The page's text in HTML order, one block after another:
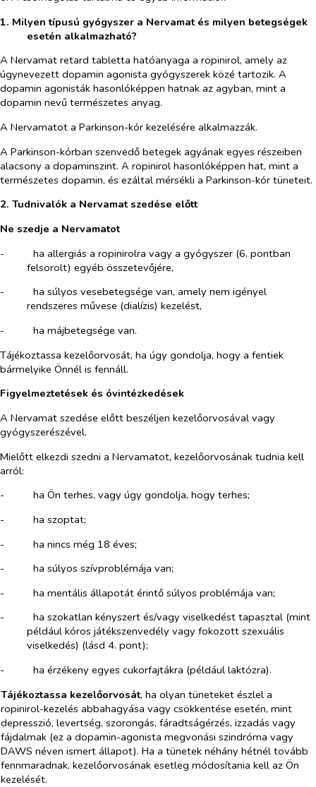
1. Milyen típusú gyógyszer a Nervamat és milyen betegségek
esetén alkalmazható?
A Nervamat retard tabletta hatóanyaga a ropinirol, amely az
úgynevezett dopamin agonista gyógyszerek közé tartozik. A
dopamin agonisták hasonlóképpen hatnak az agyban, mint a
dopamin nevű természetes anyag.
A Nervamatot a Parkinson-kór kezelésére alkalmazzák.
A Parkinson-kórban szenvedő betegek agyának egyes részeiben
alacsony a dopaminszint. A ropinirol hasonlóképpen hat, mint a
természetes dopamin, és ezáltal mérsékli a Parkinson-kór tüneteit.
2. Tudnivalók a Nervamat szedése előtt
Ne szedje a Nervamatot
-​
ha allergiás a ropinirolra vagy a gyógyszer (6. pontban
felsorolt) egyéb összetevőjére,
-​
ha súlyos vesebetegsége van, amely nem igényel
rendszeres művese (dialízis) kezelést,
-​
ha májbetegsége van.
Tájékoztassa kezelőorvosát, ha úgy gondolja, hogy a fentiek
bármelyike Önnél is fennáll.
Figyelmeztetések és óvintézkedések
A Nervamat szedése előtt beszéljen kezelőorvosával vagy
gyógyszerészével.
Mielőtt elkezdi szedni a Nervamatot, kezelőorvosának tudnia kell
arról:
-​
ha Ön terhes, vagy úgy gondolja, hogy terhes;
-​
ha szoptat;
-​
ha nincs még 18 éves;
-​
ha súlyos szívproblémája van;
-​
ha mentális állapotát érintő súlyos problémája van;
-​
ha szokatlan kényszert és/vagy viselkedést tapasztal (mint
például kóros játékszenvedély vagy fokozott szexuális
viselkedés) (lásd 4. pont);
-​
ha érzékeny egyes cukorfajtákra (például laktózra).
Tájékoztassa kezelőorvosát, ha olyan tüneteket észlel a
ropinirol-kezelés abbahagyása vagy csökkentése esetén, mint
depresszió, levertség, szorongás, fáradtságérzés, izzadás vagy
fájdalmak (ez a dopamin-agonista megvonási szindróma vagy
DAWS néven ismert állapot). Ha a tünetek néhány hétnél tovább
fennmaradnak, kezelőorvosának esetleg módosítania kell az Ön
kezelését.